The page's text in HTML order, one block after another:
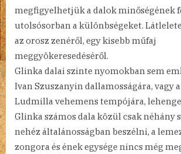
megfigyelhetjük a dalok minőségének
utolsósorban a különbségeket.
az orosz zenéről, egy kisebb műfaj
meggyökeresedéséről.
Glinka dalai szinte nyomokban sem
Ivan Szuszanyin dallamosságára, vagy
Ludmilla vehemens tempójára,
Glinka számos dala közül csak néhány
nehéz általánosságban beszélni, a
zongora és ének egysége nincs még